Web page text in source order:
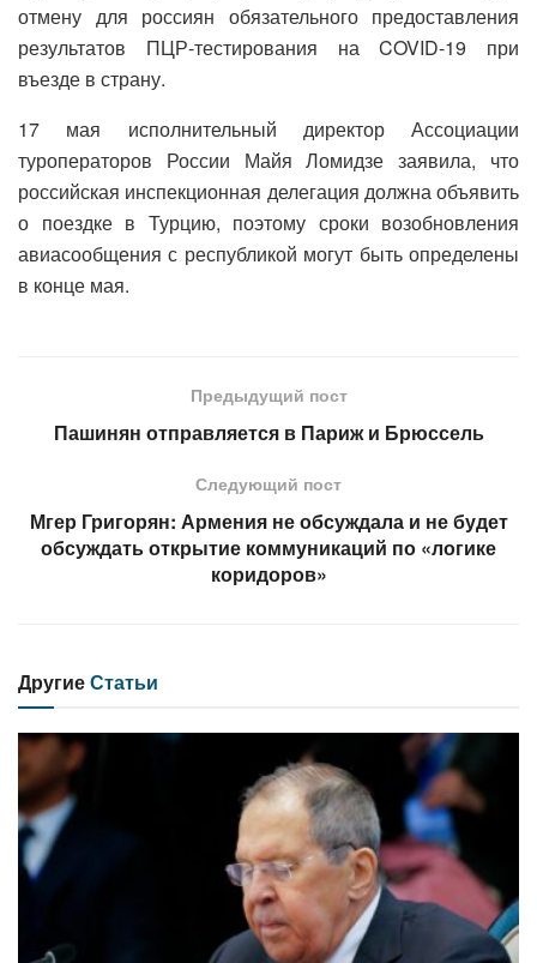
отмену для россиян обязательного предоставления
результатов ПЦР-тестирования на COVID-19 при
въезде в страну.
17 мая исполнительный директор Ассоциации
туроператоров России Майя Ломидзе заявила, что
российская инспекционная делегация должна объявить
о поездке в Турцию, поэтому сроки возобновления
авиасообщения с республикой могут быть определены
в конце мая.
Предыдущий пост
Пашинян отправляется в Париж и Брюссель
Следующий пост
Мгер Григорян: Армения не обсуждала и не будет
обсуждать открытие коммуникаций по «логике
коридоров»
ДругиеСтатьи